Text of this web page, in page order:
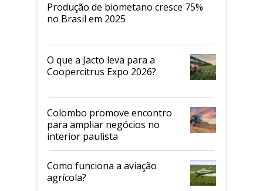
Produção de biometano cresce 75%
no Brasil em 2025
O que a Jacto leva para a
Coopercitrus Expo 2026?
Colombo promove encontro
para ampliar negócios no
interior paulista
Como funciona a aviação
agrícola?